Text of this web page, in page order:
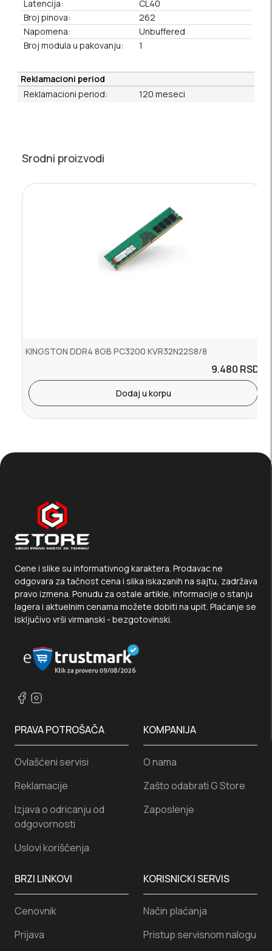
Latencija:
CL40
Broj pinova:
262
Napomena:
Unbuffered
Broj modula u pakovanju:
1
Reklamacioni period
Reklamacioni period:
120 meseci
Srodni proizvodi
KINGSTON DDR4 8GB PC3200 KVR32N22S8/8
9.480 RSD.
Dodaj u korpu
Cene i slike su informativnog karaktera. Prodavac ne
odgovara za tačnost cena i slika iskazanih na sajtu, zadržava
pravo izmena. Ponudu za ostale artikle, informacije o stanju
lagera i aktuelnim cenama možete dobiti na upit. Plaćanje se
isključivo vrši virmanski - bezgotovinski.
KORISNICKI SERVIS
Način plaćanja
Pristup servisnom nalogu
PRAVA POTROŠAČA
Ovlašćeni servisi
Reklamacije
Izjava o odricanju od
odgovornosti
Uslovi koriščenja
KOMPANIJA
O nama
Zašto odabrati G Store
Zaposlenje
BRZI LINKOVI
Cenovnik
Prijava